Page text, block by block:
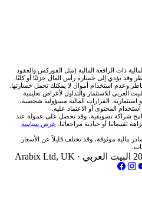
في مصر
ذات الرافعة المالية (مثل الفوركس والعقود
يؤدي إلى خسارة رأس المال جزئيًا أو كليًا.
وعدم استخدام أموال لا يمكنك تحمل خسارتها.
العربي للاستثمار والتداول لأغراض تعليمية
استثمارية. القرارات المالية مسؤولية شخصية،
المحتوى أو الاعتماد عليه.
شراكة تسويقية، وقد نحصل على عمولة عند
تقييماتنا أو حيادية مراجعاتنا. عرض سياسة
مالية موثوقة، وقد تختلف قليلاً عن الأسعار
Arabix Ltd, UK